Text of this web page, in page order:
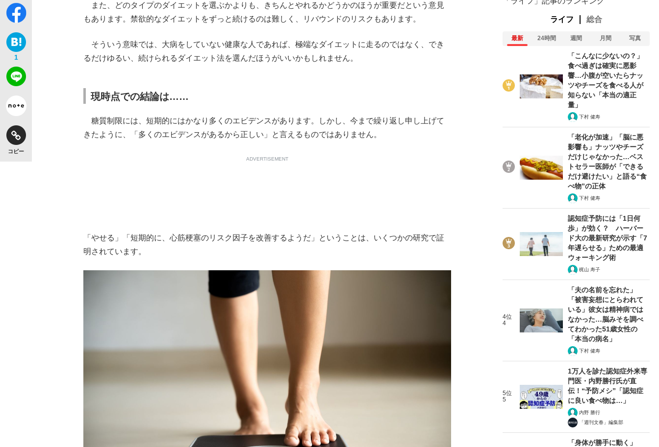
もっと見る
1
コピー
また、どのタイプのダイエットを選ぶかよりも、きちんとやれるかどうかのほうが重要だという意見
もあります。禁欲的なダイエットをずっと続けるのは難しく、リバウンドのリスクもあります。
そういう意味では、大病をしていない健康な人であれば、極端なダイエットに走るのではなく、でき
るだけゆるい、続けられるダイエット法を選んだほうがいいかもしれません。
現時点での結論は……
糖質制限には、短期的にはかなり多くのエビデンスがあります。しかし、今まで繰り返し申し上げて
きたように、「多くのエビデンスがあるから正しい」と言えるものではありません。
ADVERTISEMENT
「やせる」「短期的に、心筋梗塞のリスク因子を改善するようだ」ということは、いくつかの研究で証
明されています。
ライフ 総合
最新 24時間 週間 月間 写真
「こんなに少ないの？」
食べ過ぎは確実に悪影
響…小腹が空いたらナッ
ツやチーズを食べる人が
知らない「本当の適正
量」
下村 健寿
「老化が加速」「脳に悪
影響も」ナッツやチーズ
だけじゃなかった…ベス
トセラー医師が「できる
だけ避けたい」と語る“食
べ物”の正体
下村 健寿
認知症予防には「1日何
歩」が効く？ ハーバー
ド大の最新研究が示す「7
年遅らせる」ための最適
ウォーキング術
梶山 寿子
4位
4
「夫の名前を忘れた」
「被害妄想にとらわれて
いる」彼女は精神病では
なかった…脳みそを調べ
てわかった51歳女性の
「本当の病名」
下村 健寿
5位
5
1万人を診た認知症外来専
門医・内野勝行氏が直
伝！“予防メシ”「認知症
に良い食べ物は…」
内野 勝行
「週刊文春」編集部
「身体が勝手に動く」